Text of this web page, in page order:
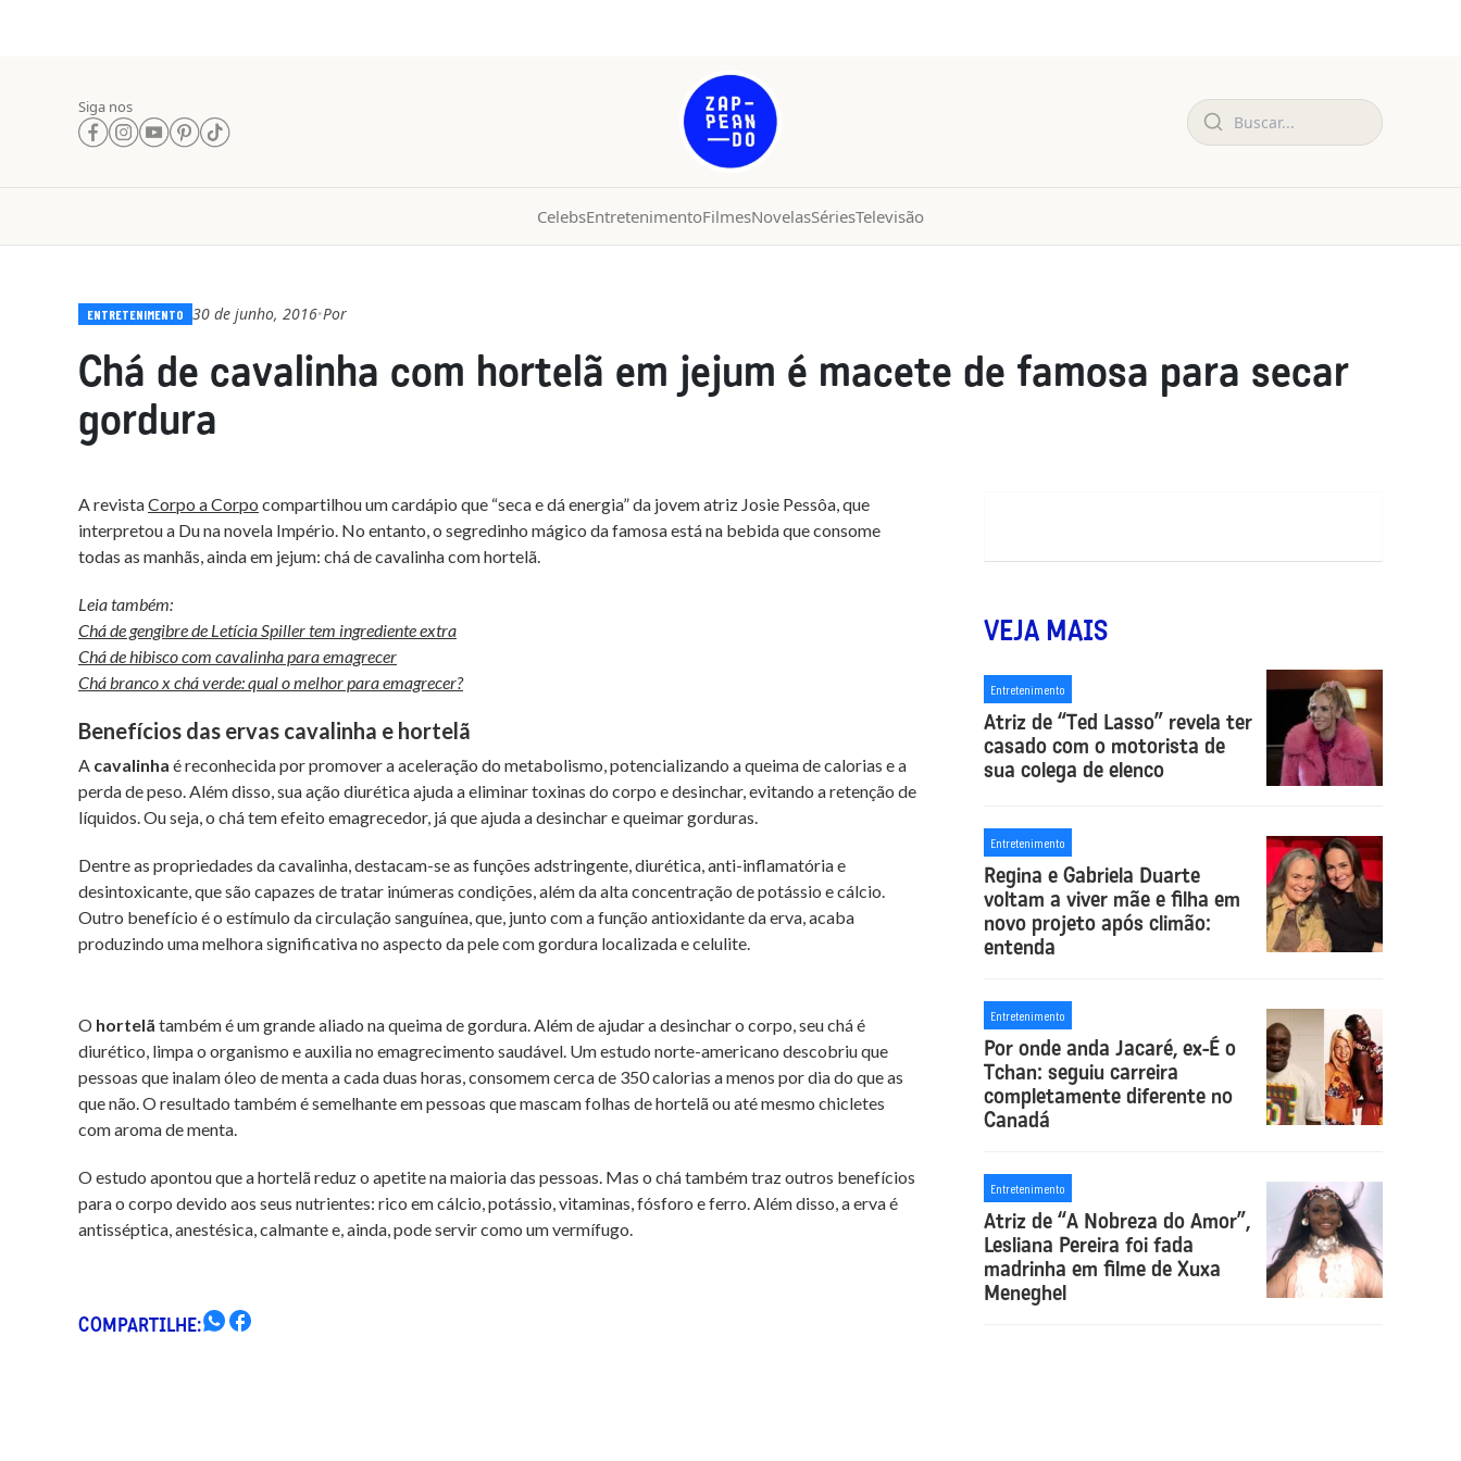
Siga nos
CelebsEntretenimentoFilmesNovelasSériesTelevisão
ENTRETENIMENTO 30 de junho, 2016•Por
Chá de cavalinha com hortelã em jejum é macete de famosa para secar
gordura
A revistaCorpo a Corpo compartilhou um cardápio que “seca e dá energia” da jovem atriz Josie Pessôa, que
interpretou a Du na novela Império. No entanto, o segredinho mágico da famosa está na bebida que consome
todas as manhãs, ainda em jejum: chá de cavalinha com hortelã.
Leia também:
Chá de gengibre de Letícia Spiller tem ingrediente extra
Chá de hibisco com cavalinha para emagrecer
Chá branco x chá verde: qual o melhor para emagrecer?
Benefícios das ervas cavalinha e hortelã
A cavalinha é reconhecida por promover a aceleração do metabolismo, potencializando a queima de calorias e a
perda de peso. Além disso, sua ação diurética ajuda a eliminar toxinas do corpo e desinchar, evitando a retenção de
líquidos. Ou seja, o chá tem efeito emagrecedor, já que ajuda a desinchar e queimar gorduras.
Dentre as propriedades da cavalinha, destacam-se as funções adstringente, diurética, anti-inflamatória e
desintoxicante, que são capazes de tratar inúmeras condições, além da alta concentração de potássio e cálcio.
Outro benefício é o estímulo da circulação sanguínea, que, junto com a função antioxidante da erva, acaba
produzindo uma melhora significativa no aspecto da pele com gordura localizada e celulite.
O hortelã também é um grande aliado na queima de gordura. Além de ajudar a desinchar o corpo, seu chá é
diurético, limpa o organismo e auxilia no emagrecimento saudável. Um estudo norte-americano descobriu que
pessoas que inalam óleo de menta a cada duas horas, consomem cerca de 350 calorias a menos por dia do que as
que não. O resultado também é semelhante em pessoas que mascam folhas de hortelã ou até mesmo chicletes
com aroma de menta.
O estudo apontou que a hortelã reduz o apetite na maioria das pessoas. Mas o chá também traz outros benefícios
para o corpo devido aos seus nutrientes: rico em cálcio, potássio, vitaminas, fósforo e ferro. Além disso, a erva é
antisséptica, anestésica, calmante e, ainda, pode servir como um vermífugo.
COMPARTILHE:
VEJA MAIS
Entretenimento
Atriz de “Ted Lasso” revela ter
casado com o motorista de
sua colega de elenco
Entretenimento
Regina e Gabriela Duarte
voltam a viver mãe e filha em
novo projeto após climão:
entenda
Entretenimento
Por onde anda Jacaré, ex-É o
Tchan: seguiu carreira
completamente diferente no
Canadá
Entretenimento
Atriz de “A Nobreza do Amor”,
Lesliana Pereira foi fada
madrinha em filme de Xuxa
Meneghel